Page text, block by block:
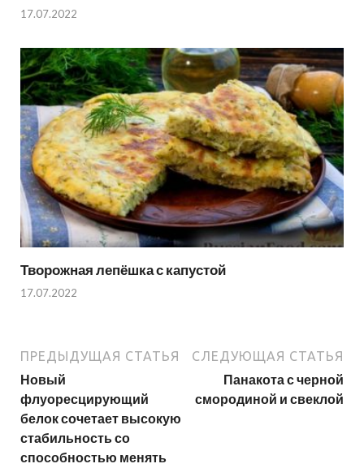
17.07.2022
Творожная лепёшка с капустой
17.07.2022
ПРЕДЫДУЩАЯ СТАТЬЯ
Новый
флуоресцирующий
белок сочетает высокую
стабильность со
способностью менять
СЛЕДУЮЩАЯ СТАТЬЯ
Панакота с черной
смородиной и свеклой